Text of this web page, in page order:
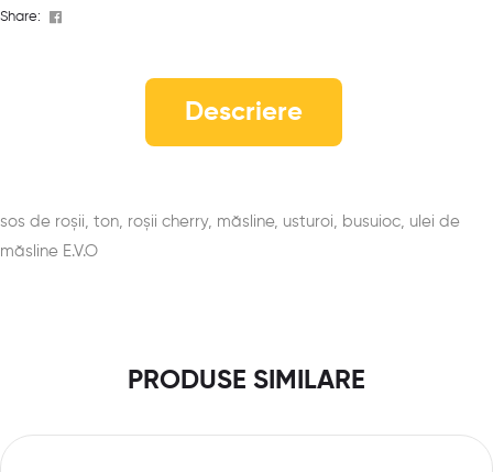
Share: Facebook
Descriere
sos de roșii, ton, roșii cherry, măsline, usturoi, busuioc, ulei de
măsline E.V.O
PRODUSE SIMILARE